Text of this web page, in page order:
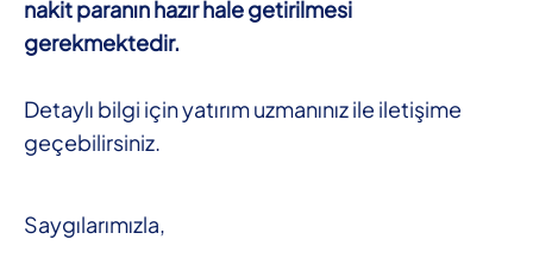
nakit paranın hazır hale getirilmesi
gerekmektedir.
Detaylı bilgi için yatırım uzmanınız ile iletişime
geçebilirsiniz.
Saygılarımızla,